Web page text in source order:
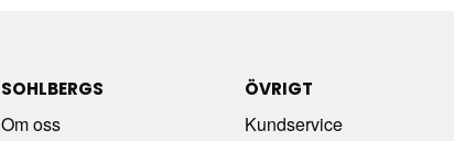
SOHLBERGS
Om oss
ÖVRIGT
Kundservice